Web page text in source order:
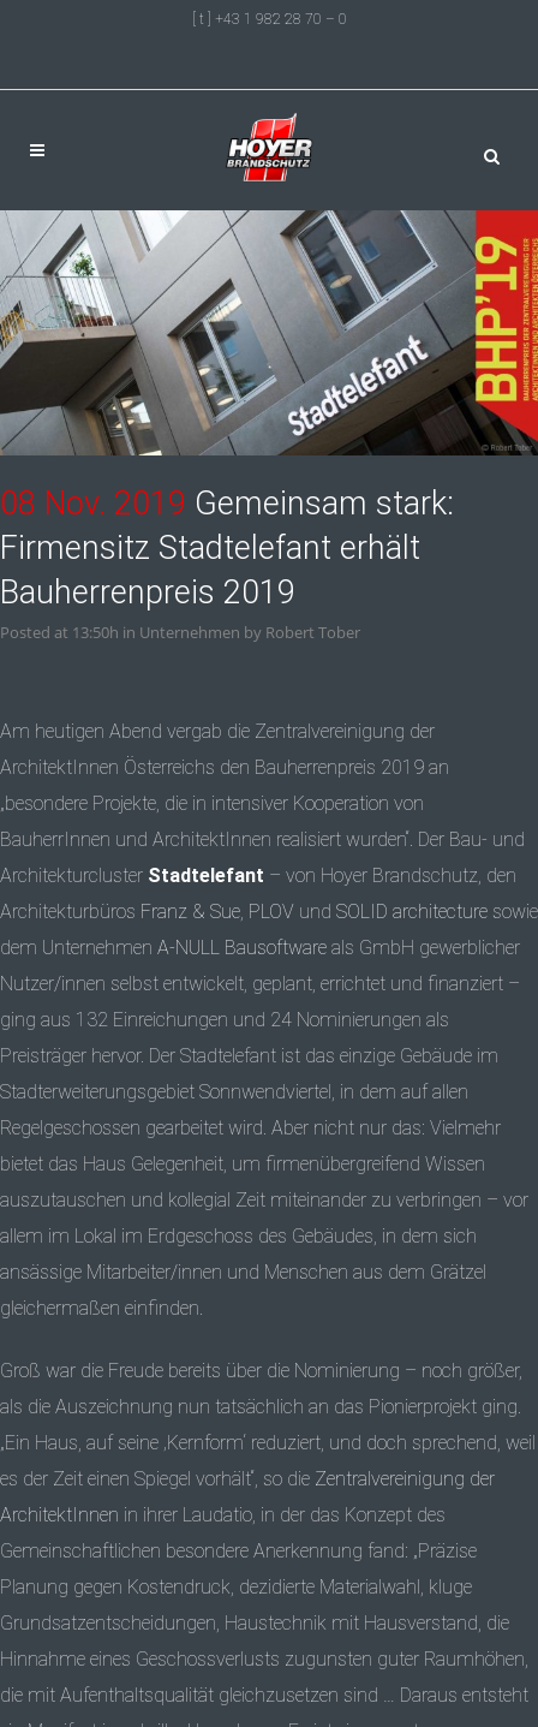
[ t ] +43 1 982 28 70 – 0
08 Nov. 2019 Gemeinsam stark:
Firmensitz Stadtelefant erhält
Bauherrenpreis 2019
Posted at 13:50h in Unternehmen by Robert Tober
Am heutigen Abend vergab die Zentralvereinigung der
ArchitektInnen Österreichs den Bauherrenpreis 2019 an
„besondere Projekte, die in intensiver Kooperation von
BauherrInnen und ArchitektInnen realisiert wurden“. Der Bau- und
Architekturcluster Stadtelefant – von Hoyer Brandschutz, den
Architekturbüros Franz & Sue PLOV und SOLID architecture sowie
dem Unternehmen A-NULL Bausoftware als GmbH gewerblicher
Nutzer/innen selbst entwickelt, geplant, errichtet und finanziert –
ging aus 132 Einreichungen und 24 Nominierungen als
Preisträger hervor. Der Stadtelefant ist das einzige Gebäude im
Stadterweiterungsgebiet Sonnwendviertel, in dem auf allen
Regelgeschossen gearbeitet wird. Aber nicht nur das: Vielmehr
bietet das Haus Gelegenheit, um firmenübergreifend Wissen
auszutauschen und kollegial Zeit miteinander zu verbringen – vor
allem im Lokal im Erdgeschoss des Gebäudes, in dem sich
ansässige Mitarbeiter/innen und Menschen aus dem Grätzel
gleichermaßen einfinden.
Groß war die Freude bereits über die Nominierung – noch größer,
als die Auszeichnung nun tatsächlich an das Pionierprojekt ging.
„Ein Haus, auf seine ‚Kernform‘ reduziert, und doch sprechend, weil
es der Zeit einen Spiegel vorhält“, so die Zentralvereinigung der
ArchitektInnen in ihrer Laudatio, in der das Konzept des
Gemeinschaftlichen besondere Anerkennung fand: „Präzise
Planung gegen Kostendruck, dezidierte Materialwahl, kluge
Grundsatzentscheidungen, Haustechnik mit Hausverstand, die
Hinnahme eines Geschossverlusts zugunsten guter Raumhöhen,
die mit Aufenthaltsqualität gleichzusetzen sind … Daraus entsteht